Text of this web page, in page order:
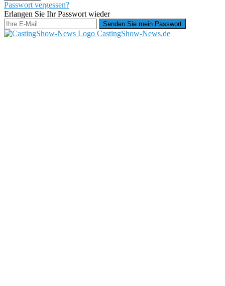
Passwort vergessen?
Erlangen Sie Ihr Passwort wieder
CastingShow-News.de